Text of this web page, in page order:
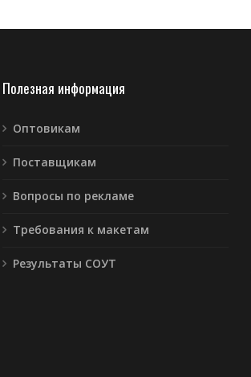
Полезная информация
Оптовикам
Поставщикам
Вопросы по рекламе
Требования к макетам
Результаты СОУТ